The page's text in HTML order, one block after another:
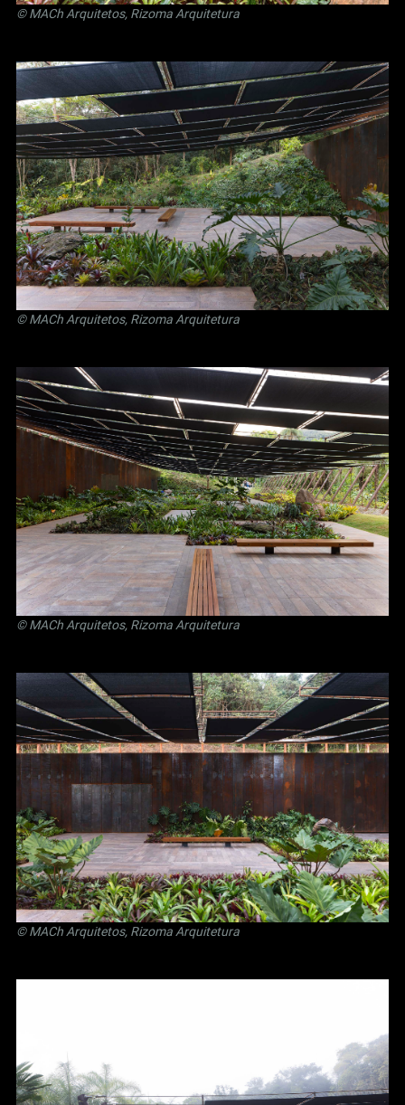
© MACh Arquitetos, Rizoma Arquitetura
© MACh Arquitetos, Rizoma Arquitetura
© MACh Arquitetos, Rizoma Arquitetura
© MACh Arquitetos, Rizoma Arquitetura